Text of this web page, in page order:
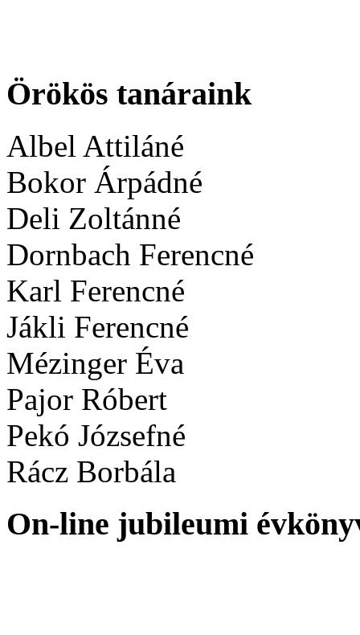
Örökös tanáraink
Albel Attiláné
Bokor Árpádné
Deli Zoltánné
Dornbach Ferencné
Karl Ferencné
Jákli Ferencné
Mézinger Éva
Pajor Róbert
Pekó Józsefné
Rácz Borbála
On-line jubileumi